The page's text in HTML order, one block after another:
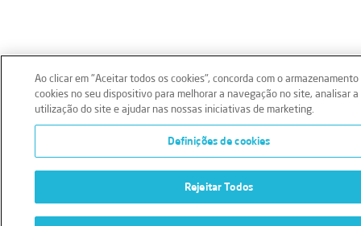
Ao clicar em "Aceitar todos os cookies", concorda com o armazenamento
cookies no seu dispositivo para melhorar a navegação no site, analisar a
utilização do site e ajudar nas nossas iniciativas de marketing.
Definições de cookies
Rejeitar Todos